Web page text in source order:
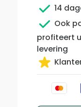
14
Ook
profiteert
levering